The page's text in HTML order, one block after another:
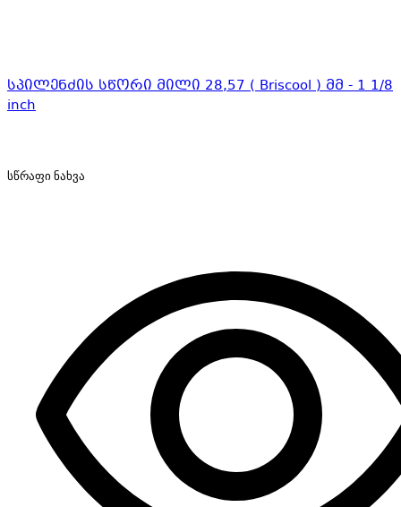
სპილენძის სწორი მილი 28,57 ( Briscool ) მმ - 1 1/8
inch
სწრაფი ნახვა